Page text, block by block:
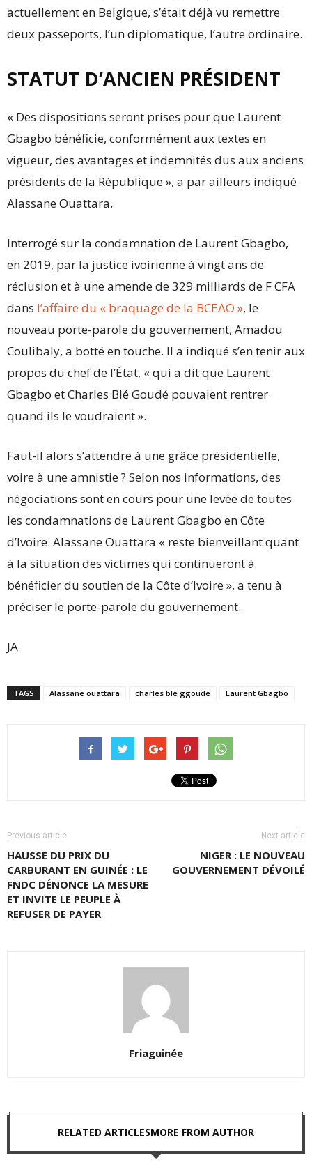
actuellement en Belgique, s’était déjà vu remettre
deux passeports, l’un diplomatique, l’autre ordinaire.
STATUT D’ANCIEN PRÉSIDENT
« Des dispositions seront prises pour que Laurent
Gbagbo bénéficie, conformément aux textes en
vigueur, des avantages et indemnités dus aux anciens
présidents de la République », a par ailleurs indiqué
Alassane Ouattara.
Interrogé sur la condamnation de Laurent Gbagbo,
en 2019, par la justice ivoirienne à vingt ans de
réclusion et à une amende de 329 milliards de F CFA
dans l’affaire du « braquage de la BCEAO », le
nouveau porte-parole du gouvernement, Amadou
Coulibaly, a botté en touche. Il a indiqué s’en tenir aux
propos du chef de l’État, « qui a dit que Laurent
Gbagbo et Charles Blé Goudé pouvaient rentrer
quand ils le voudraient ».
Faut-il alors s’attendre à une grâce présidentielle,
voire à une amnistie ? Selon nos informations, des
négociations sont en cours pour une levée de toutes
les condamnations de Laurent Gbagbo en Côte
d’Ivoire. Alassane Ouattara « reste bienveillant quant
à la situation des victimes qui continueront à
bénéficier du soutien de la Côte d’Ivoire », a tenu à
préciser le porte-parole du gouvernement.
JA
TAGS Alassane ouattara charles blé ggoudé Laurent Gbagbo
Previous article
HAUSSE DU PRIX DU
CARBURANT EN GUINÉE : LE
FNDC DÉNONCE LA MESURE
ET INVITE LE PEUPLE À
REFUSER DE PAYER
Next article
NIGER : LE NOUVEAU
GOUVERNEMENT DÉVOILÉ
Friaguinée
RELATED ARTICLESMORE FROM AUTHOR